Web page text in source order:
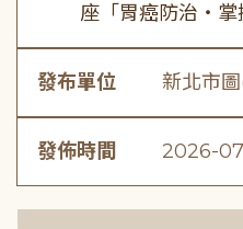
座「胃癌防治・掌
發布單位 新北市
發佈時間 2026-